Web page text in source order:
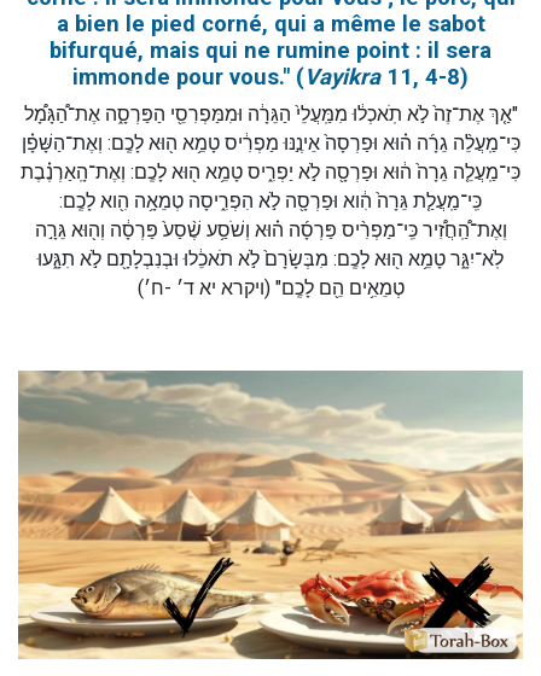
a bien le pied corné, qui a même le sabot
bifurqué, mais qui ne rumine point : il sera
immonde pour vous." (Vayikra11, 4-8)
"אַ֤ךְ אֶת־זֶה֙ לֹ֣א תֹֽאכְל֔וּ מִמַּֽעֲלֵי֙ הַגֵּרָ֔ה וּמִמַּפְרִסֵ֖י הַפַּרְסָ֑ה אֶת־הַ֠גָּמָ֠ל
כִּי־מַֽעֲלֵ֨ה גֵרָ֜ה ה֗וּא וּפַרְסָה֙ אֵינֶ֣נּוּ מַפְרִ֔יס טָמֵ֥א ה֖וּא לָכֶֽם: וְאֶת־הַשָּׁפָ֗ן
כִּי־מַֽעֲלֵ֤ה גֵרָה֙ ה֔וּא וּפַרְסָ֖ה לֹ֣א יַפְרִ֑יס טָמֵ֥א ה֖וּא לָכֶֽם: וְאֶת־הָֽאַרְנֶ֗בֶת
כִּֽי־מַֽעֲלַ֤ת גֵּרָה֙ הִ֔וא וּפַרְסָ֖ה לֹ֣א הִפְרִ֑יסָה טְמֵאָ֥ה הִ֖וא לָכֶֽם:
וְאֶת־הַֽ֠חֲזִ֠יר כִּֽי־מַפְרִ֨יס פַּרְסָ֜ה ה֗וּא וְשֹׁסַ֥ע שֶׁ֨סַע֙ פַּרְסָ֔ה וְה֖וּא גֵּרָ֣ה
לֹֽא־יִגָּ֑ר טָמֵ֥א ה֖וּא לָכֶֽם: מִבְּשָׂרָם֙ לֹ֣א תֹאכֵ֔לוּ וּבְנִבְלָתָ֖ם לֹ֣א תִגָּ֑עוּ
טְמֵאִ֥ים הֵ֖ם לָכֶֽם" (ויקרא יא ד׳ -ח׳)